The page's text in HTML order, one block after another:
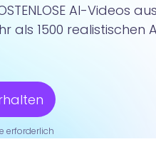
AI-Videos
als 1500 realistischen
erforderlich